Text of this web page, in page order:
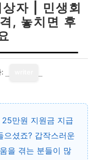
자 | 민생회
, 놓치면 후
만원 지원금 지급
으셨죠? 갑작스러운
을 겪는 분들이 많